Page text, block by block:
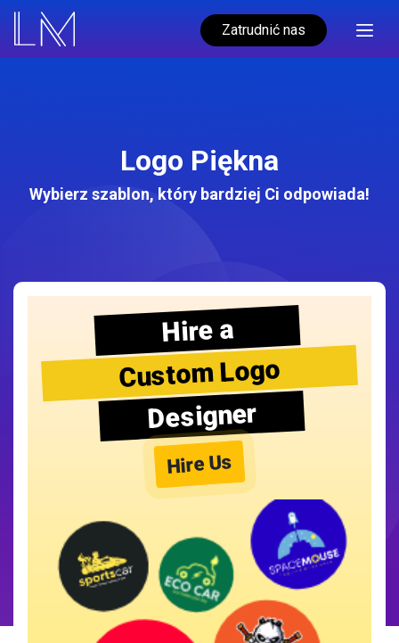
Zatrudnić nas
Logo Piękna
Wybierz szablon, który bardziej Ci odpowiada!
Hire a
Custom Logo
Designer
Hire Us